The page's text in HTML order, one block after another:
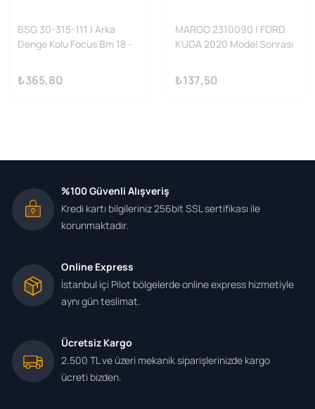
BSG 30-315-111 | Arka
Denge Kolu Focus Bm 18 -
₺365,80
MARGO 2310090 | FORD
KUGA 2020 Model Sonrası
₺137,50
%100 Güvenli Alışveriş
Kredi kartı bilgileriniz 256bit SSL sertifikası ile
korunmaktadır.
Online Express
İstanbul içi Pilot bölgelerde online express hizmetiyle
aynı gün teslimat.
Ücretsiz Kargo
2.500 TL ve üzeri mekanik siparişlerinizde kargo
ücreti bizden.